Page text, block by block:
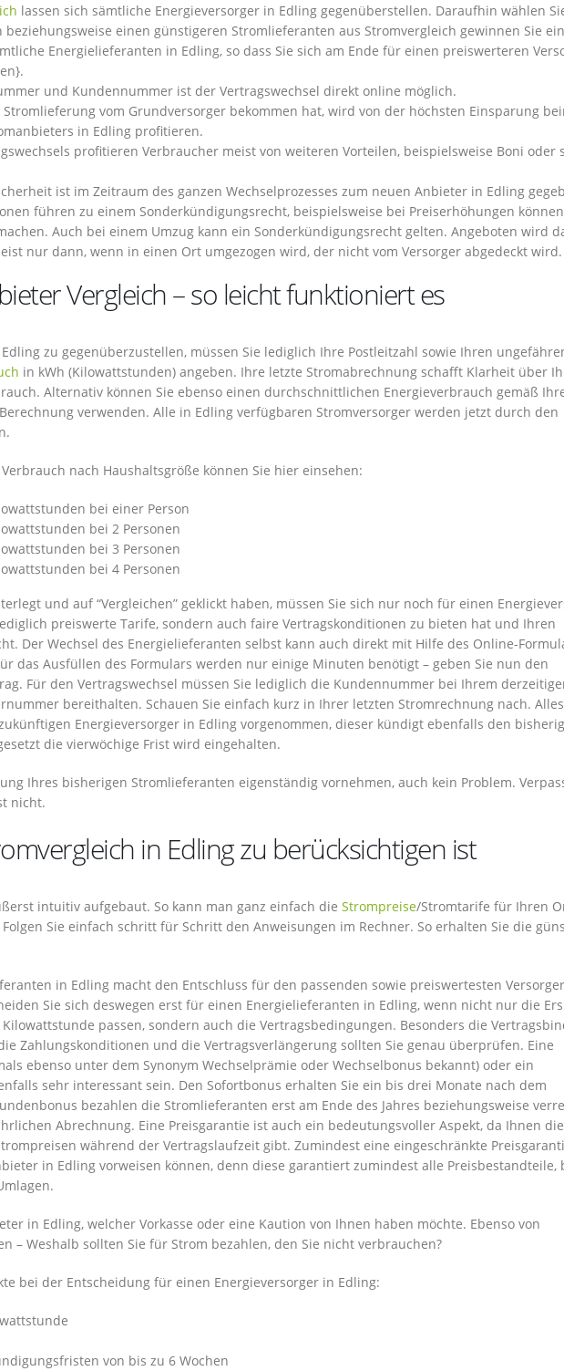
lassen sich sämtliche Energieversorger in Edling gegenüberstellen. Daraufhin wählen
beziehungsweise einen günstigeren Stromlieferanten aus Stromvergleich gewinnen Sie
Energielieferanten in Edling, so dass Sie sich am Ende für einen preiswerteren
und Kundennummer ist der Vertragswechsel direkt online möglich.
vom Grundversorger bekommen hat, wird von der höchsten Einsparung
in Edling profitieren.
profitieren Verbraucher meist von weiteren Vorteilen, beispielsweise Boni oder
ist im Zeitraum des ganzen Wechselprozesses zum neuen Anbieter in Edling
führen zu einem Sonderkündigungsrecht, beispielsweise bei Preiserhöhungen
Auch bei einem Umzug kann ein Sonderkündigungsrecht gelten. Angeboten wird
nur dann, wenn in einen Ort umgezogen wird, der nicht vom Versorger abgedeckt wird.
Vergleich – so leicht funktioniert es
zu gegenüberzustellen, müssen Sie lediglich Ihre Postleitzahl sowie Ihren
in kWh (Kilowattstunden) angeben. Ihre letzte Stromabrechnung schafft Klarheit über
Alternativ können Sie ebenso einen durchschnittlichen Energieverbrauch gemäß
verwenden. Alle in Edling verfügbaren Stromversorger werden jetzt durch den
nach Haushaltsgröße können Sie hier einsehen:
bei einer Person
bei 2 Personen
bei 3 Personen
bei 4 Personen
und auf “Vergleichen” geklickt haben, müssen Sie sich nur noch für einen
preiswerte Tarife, sondern auch faire Vertragskonditionen zu bieten hat und Ihren
Der Wechsel des Energielieferanten selbst kann auch direkt mit Hilfe des Online-
das Ausfüllen des Formulars werden nur einige Minuten benötigt – geben Sie nun den
Für den Vertragswechsel müssen Sie lediglich die Kundennummer bei Ihrem
bereithalten. Schauen Sie einfach kurz in Ihrer letzten Stromrechnung nach. Alles
Energieversorger in Edling vorgenommen, dieser kündigt ebenfalls den
die vierwöchige Frist wird eingehalten.
Ihres bisherigen Stromlieferanten eigenständig vornehmen, auch kein Problem.
nicht.
in Edling zu berücksichtigen ist
intuitiv aufgebaut. So kann man ganz einfach die Strompreise/Stromtarife für Ihren
Sie einfach schritt für Schritt den Anweisungen im Rechner. So erhalten Sie die
in Edling macht den Entschluss für den passenden sowie preiswertesten
Sie sich deswegen erst für einen Energielieferanten in Edling, wenn nicht nur die
passen, sondern auch die Vertragsbedingungen. Besonders die
Zahlungskonditionen und die Vertragsverlängerung sollten Sie genau überprüfen. Eine
ebenso unter dem Synonym Wechselprämie oder Wechselbonus bekannt) oder ein
sehr interessant sein. Den Sofortbonus erhalten Sie ein bis drei Monate nach dem
bezahlen die Stromlieferanten erst am Ende des Jahres beziehungsweise
Abrechnung. Eine Preisgarantie ist auch ein bedeutungsvoller Aspekt, da Ihnen
während der Vertragslaufzeit gibt. Zumindest eine eingeschränkte
in Edling vorweisen können, denn diese garantiert zumindest alle Preisbestandteile,
in Edling, welcher Vorkasse oder eine Kaution von Ihnen haben möchte. Ebenso von
– Weshalb sollten Sie für Strom bezahlen, den Sie nicht verbrauchen?
bei der Entscheidung für einen Energieversorger in Edling:
von bis zu 6 Wochen